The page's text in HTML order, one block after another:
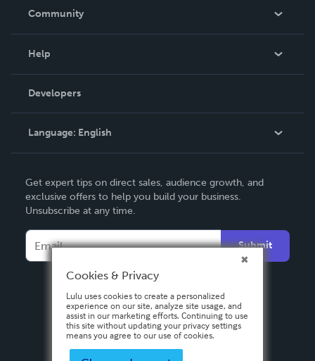
In The News
Community
Podcast
Help
Order Lookup
Knowledge Base
Contact Support
Developers
Language: English
Deutsch
Français
Español
Get expert tips on direct sales, audience growth, and
exclusive offers to help you build your business.
Unsubscribe at any time.
Submit
Cookies & Privacy
Lulu uses cookies to create a personalized
experience on our site, analyze site usage, and
assist in our marketing efforts. Continuing to use
this site without updating your privacy settings
means you agree to our use of cookies.